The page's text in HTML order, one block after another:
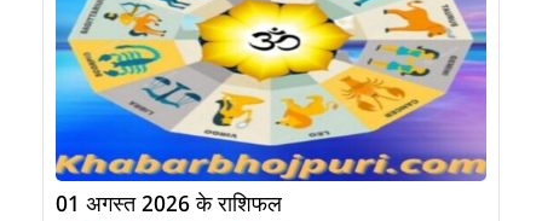
01 अगस्त 2026 के राशिफल